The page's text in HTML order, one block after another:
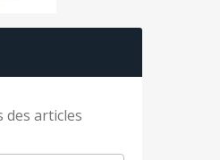
des articles